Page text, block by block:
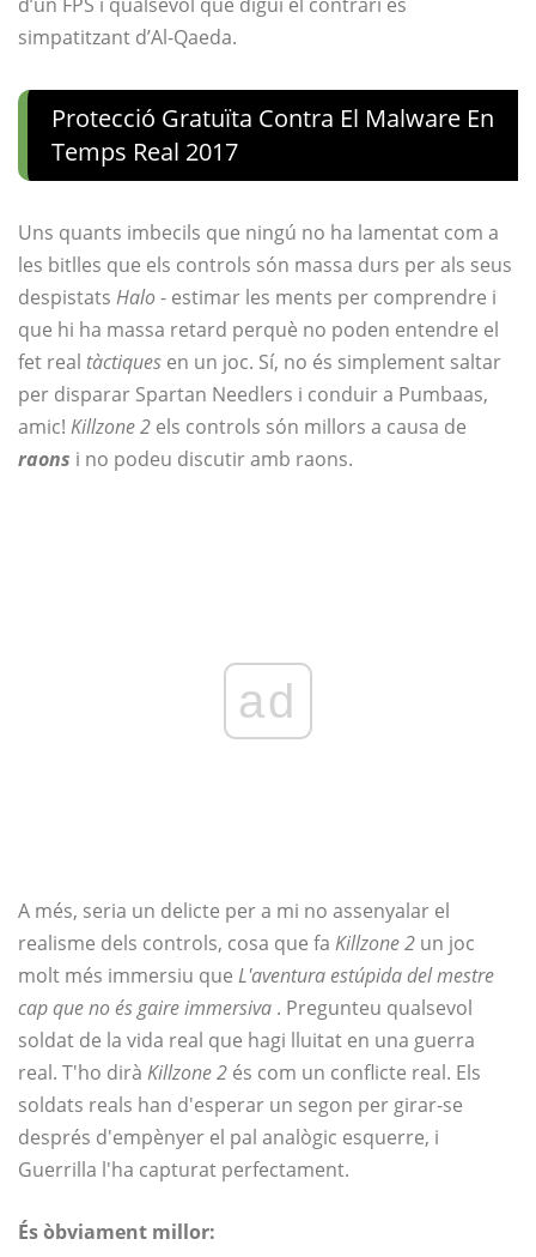
simpatitzant d’Al-Qaeda.
Protecció Gratuïta Contra El Malware En
Temps Real 2017
Uns quants imbecils que ningú no ha lamentat com a
les bitlles que els controls són massa durs per als seus
despistats Halo- estimar les ments per comprendre i
que hi ha massa retard perquè no poden entendre el
fet real tàctiques en un joc. Sí, no és simplement saltar
per disparar Spartan Needlers i conduir a Pumbaas,
amic! Killzone 2 els controls són millors a causa de
raons i no podeu discutir amb raons.
ad
A més, seria un delicte per a mi no assenyalar el
realisme dels controls, cosa que fa Killzone 2 un joc
molt més immersiu que L'aventura estúpida del mestre
cap que no és gaire immersiva . Pregunteu qualsevol
soldat de la vida real que hagi lluitat en una guerra
real. T'ho dirà Killzone 2 és com un conflicte real. Els
soldats reals han d'esperar un segon per girar-se
després d'empènyer el pal analògic esquerre, i
Guerrilla l'ha capturat perfectament.
És òbviament millor: